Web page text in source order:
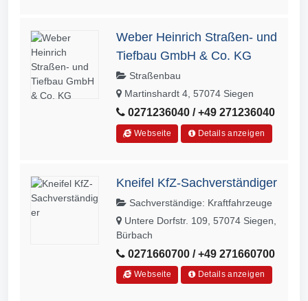
Weber Heinrich Straßen- und
Tiefbau GmbH & Co. KG
Straßenbau
Martinshardt 4, 57074 Siegen
0271236040 / +49 271236040
Webseite Details anzeigen
Kneifel KfZ-Sachverständiger
Sachverständige: Kraftfahrzeuge
Untere Dorfstr. 109, 57074 Siegen,
Bürbach
0271660700 / +49 271660700
Webseite Details anzeigen